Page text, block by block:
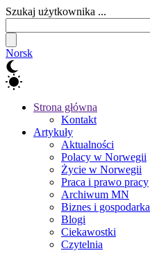
Szukaj użytkownika ...
Norsk
Strona główna
Kontakt
Artykuły
Aktualności
Polacy w Norwegii
Życie w Norwegii
Praca i prawo pracy
Archiwum MN
Biznes i gospodarka
Blogi
Ciekawostki
Czytelnia